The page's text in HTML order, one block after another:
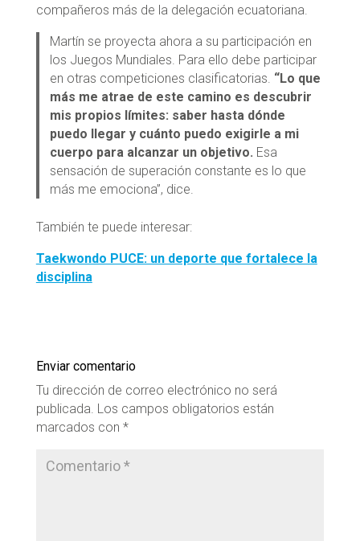
compañeros más de la delegación ecuatoriana.
Martín se proyecta ahora a su participación en
los Juegos Mundiales. Para ello debe participar
en otras competiciones clasificatorias. “Lo que
más me atrae de este camino es descubrir
mis propios límites: saber hasta dónde
puedo llegar y cuánto puedo exigirle a mi
cuerpo para alcanzar un objetivo. Esa
sensación de superación constante es lo que
más me emociona”, dice.
También te puede interesar:
Taekwondo PUCE: un deporte que fortalece la
disciplina
Enviar comentario
Tu dirección de correo electrónico no será
publicada. Los campos obligatorios están
marcados con *